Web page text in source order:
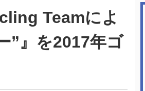
Teamによ
”』を2017年ゴ